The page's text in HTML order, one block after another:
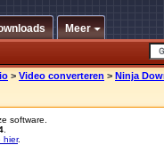
Meer
> Video converteren > Ninja
software.
hier.